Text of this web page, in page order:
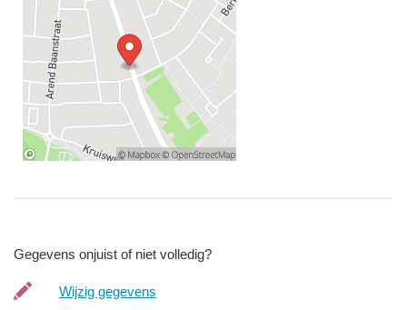
Gegevens onjuist of niet volledig?
Wijzig gegevens